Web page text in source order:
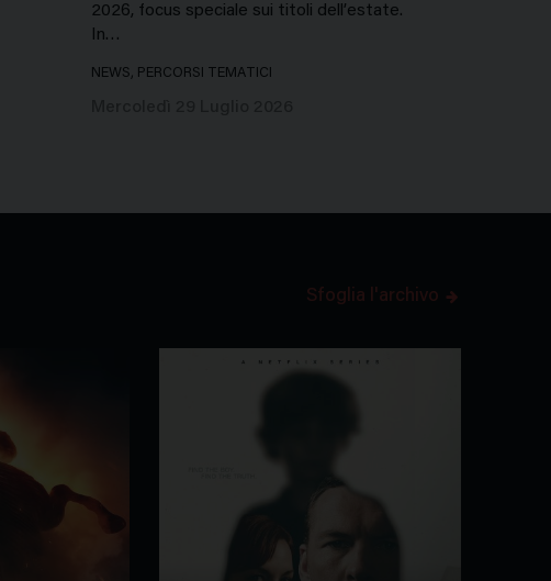
2026, focus speciale sui titoli dell’estate.
In…
NEWS, PERCORSI TEMATICI
Sfoglia l'archivo